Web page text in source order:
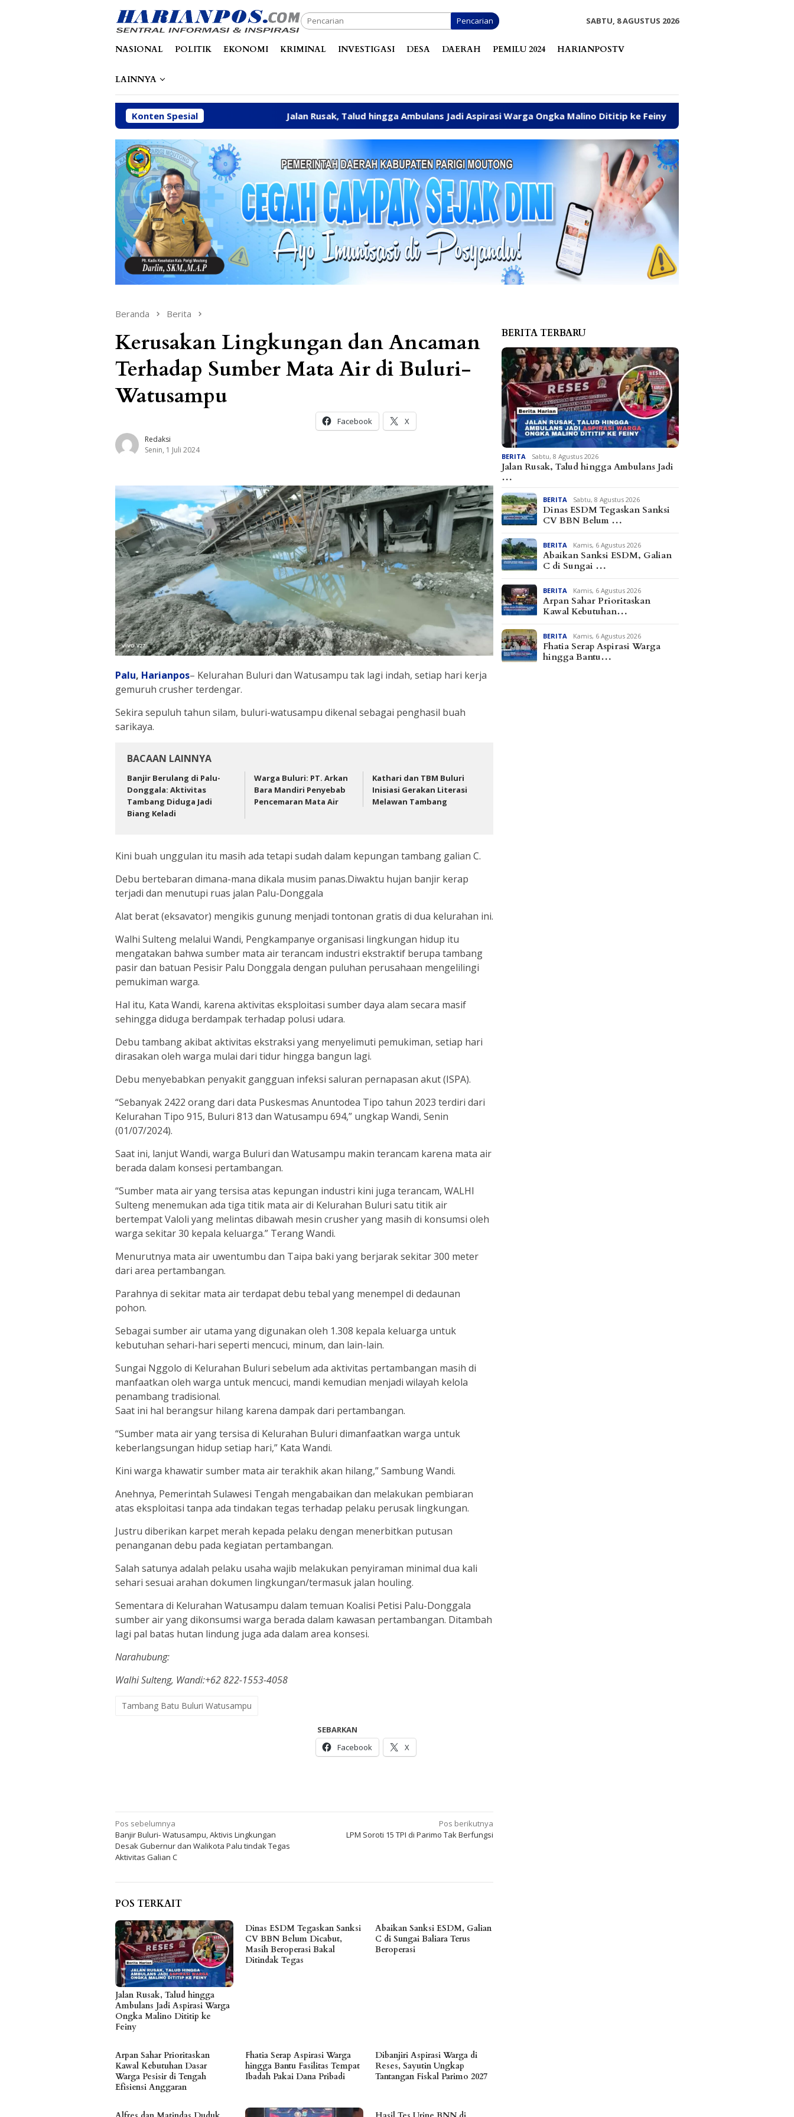
Pencarian SABTU, 8 AGUSTUS 2026
NASIONAL POLITIK EKONOMI KRIMINAL INVESTIGASI DESA DAERAH PEMILU 2024 HARIANPOSTV
LAINNYA
Konten Spesial Jalan Rusak, Talud hingga Ambulans Jadi Aspirasi Warga Ongka Malino Dititip ke Feiny Dinas ESDM Tegaskan Sanksi CV
Beranda Berita
Kerusakan Lingkungan dan Ancaman
Terhadap Sumber Mata Air di Buluri-
Watusampu
Redaksi
Senin, 1 Juli 2024
Facebook X
Palu, Harianpos– Kelurahan Buluri dan Watusampu tak lagi indah, setiap hari kerja
gemuruh crusher terdengar.
Sekira sepuluh tahun silam, buluri-watusampu dikenal sebagai penghasil buah
sarikaya.
BACAAN LAINNYA
Banjir Berulang di Palu-
Donggala: Aktivitas
Tambang Diduga Jadi
Biang Keladi
Warga Buluri: PT. Arkan
Bara Mandiri Penyebab
Pencemaran Mata Air
Kathari dan TBM Buluri
Inisiasi Gerakan Literasi
Melawan Tambang
Kini buah unggulan itu masih ada tetapi sudah dalam kepungan tambang galian C.
Debu bertebaran dimana-mana dikala musim panas.Diwaktu hujan banjir kerap
terjadi dan menutupi ruas jalan Palu-Donggala
Alat berat (eksavator) mengikis gunung menjadi tontonan gratis di dua kelurahan ini.
Walhi Sulteng melalui Wandi, Pengkampanye organisasi lingkungan hidup itu
mengatakan bahwa sumber mata air terancam industri ekstraktif berupa tambang
pasir dan batuan Pesisir Palu Donggala dengan puluhan perusahaan mengelilingi
pemukiman warga.
Hal itu, Kata Wandi, karena aktivitas eksploitasi sumber daya alam secara masif
sehingga diduga berdampak terhadap polusi udara.
Debu tambang akibat aktivitas ekstraksi yang menyelimuti pemukiman, setiap hari
dirasakan oleh warga mulai dari tidur hingga bangun lagi.
Debu menyebabkan penyakit gangguan infeksi saluran pernapasan akut (ISPA).
“Sebanyak 2422 orang dari data Puskesmas Anuntodea Tipo tahun 2023 terdiri dari
Kelurahan Tipo 915, Buluri 813 dan Watusampu 694,” ungkap Wandi, Senin
(01/07/2024).
Saat ini, lanjut Wandi, warga Buluri dan Watusampu makin terancam karena mata air
berada dalam konsesi pertambangan.
“Sumber mata air yang tersisa atas kepungan industri kini juga terancam, WALHI
Sulteng menemukan ada tiga titik mata air di Kelurahan Buluri satu titik air
bertempat Valoli yang melintas dibawah mesin crusher yang masih di konsumsi oleh
warga sekitar 30 kepala keluarga.” Terang Wandi.
Menurutnya mata air uwentumbu dan Taipa baki yang berjarak sekitar 300 meter
dari area pertambangan.
Parahnya di sekitar mata air terdapat debu tebal yang menempel di dedaunan
pohon.
Sebagai sumber air utama yang digunakan oleh 1.308 kepala keluarga untuk
kebutuhan sehari-hari seperti mencuci, minum, dan lain-lain.
Sungai Nggolo di Kelurahan Buluri sebelum ada aktivitas pertambangan masih di
manfaatkan oleh warga untuk mencuci, mandi kemudian menjadi wilayah kelola
penambang tradisional.
Saat ini hal berangsur hilang karena dampak dari pertambangan.
“Sumber mata air yang tersisa di Kelurahan Buluri dimanfaatkan warga untuk
keberlangsungan hidup setiap hari,” Kata Wandi.
Kini warga khawatir sumber mata air terakhik akan hilang,” Sambung Wandi.
Anehnya, Pemerintah Sulawesi Tengah mengabaikan dan melakukan pembiaran
atas eksploitasi tanpa ada tindakan tegas terhadap pelaku perusak lingkungan.
Justru diberikan karpet merah kepada pelaku dengan menerbitkan putusan
penanganan debu pada kegiatan pertambangan.
Salah satunya adalah pelaku usaha wajib melakukan penyiraman minimal dua kali
sehari sesuai arahan dokumen lingkungan/termasuk jalan houling.
Sementara di Kelurahan Watusampu dalam temuan Koalisi Petisi Palu-Donggala
sumber air yang dikonsumsi warga berada dalam kawasan pertambangan. Ditambah
lagi pal batas hutan lindung juga ada dalam area konsesi.
Narahubung:
Walhi Sulteng, Wandi:+62 822-1553-4058
Tambang Batu Buluri Watusampu
SEBARKAN
Facebook
X
Navigasi
pos
Pos sebelumnya
Banjir Buluri- Watusampu, Aktivis Lingkungan
Desak Gubernur dan Walikota Palu tindak Tegas
Aktivitas Galian C
Pos berikutnya
LPM Soroti 15 TPI di Parimo Tak Berfungsi
POS TERKAIT
Jalan Rusak, Talud hingga
Ambulans Jadi Aspirasi Warga
Ongka Malino Dititip ke
Feiny
Dinas ESDM Tegaskan Sanksi
CV BBN Belum Dicabut,
Masih Beroperasi Bakal
Ditindak Tegas
Abaikan Sanksi ESDM, Galian
C di Sungai Baliara Terus
Beroperasi
Arpan Sahar Prioritaskan
Kawal Kebutuhan Dasar
Warga Pesisir di Tengah
Efisiensi Anggaran
Fhatia Serap Aspirasi Warga
hingga Bantu Fasilitas Tempat
Ibadah Pakai Dana Pribadi
Dibanjiri Aspirasi Warga di
Reses, Sayutin Ungkap
Tantangan Fiskal Parimo 2027
BERITA TERBARU
BERITA Sabtu, 8 Agustus 2026
Jalan Rusak, Talud hingga Ambulans Jadi
…
BERITA Sabtu, 8 Agustus 2026
Dinas ESDM Tegaskan Sanksi
CV BBN Belum …
BERITA Kamis, 6 Agustus 2026
Abaikan Sanksi ESDM, Galian
C di Sungai …
BERITA Kamis, 6 Agustus 2026
Arpan Sahar Prioritaskan
Kawal Kebutuhan…
BERITA Kamis, 6 Agustus 2026
Fhatia Serap Aspirasi Warga
hingga Bantu…